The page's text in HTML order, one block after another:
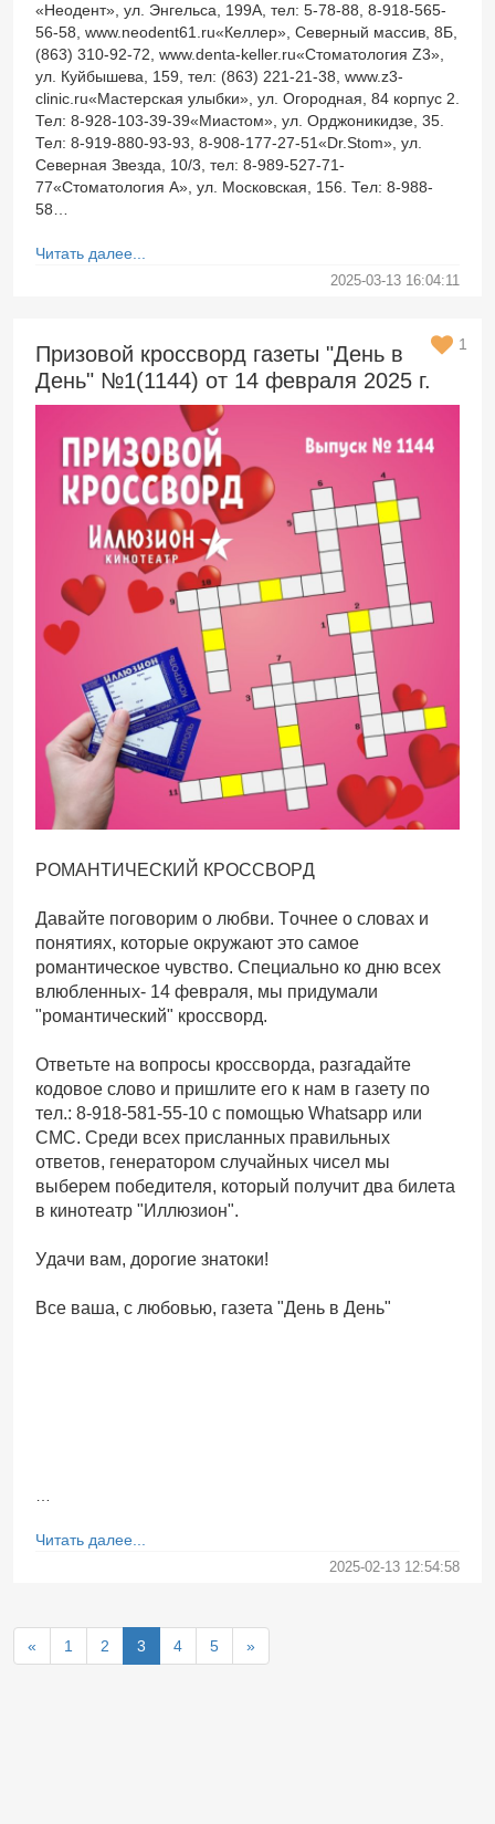
«Неодент», ул. Энгельса, 199А, тел: 5-78-88, 8-918-565-
56-58, www.neodent61.ru«Келлер», Северный массив, 8Б,
(863) 310-92-72, www.denta-keller.ru«Стоматология Z3»,
ул. Куйбышева, 159, тел: (863) 221-21-38, www.z3-
clinic.ru«Мастерская улыбки», ул. Огородная, 84 корпус 2.
Тел: 8-928-103-39-39«Миастом», ул. Орджоникидзе, 35.
Тел: 8-919-880-93-93, 8-908-177-27-51«Dr.Stom», ул.
Северная Звезда, 10/3, тел: 8-989-527-71-
77«Стоматология А», ул. Московская, 156. Тел: 8-988-
58…
Читать далее...
2025-03-13 16:04:11
Призовой кроссворд газеты "День в
День" №1(1144) от 14 февраля 2025 г.
1
РОМАНТИЧЕСКИЙ КРОССВОРД
Давайте поговорим о любви. Точнее о словах и
понятиях, которые окружают это самое
романтическое чувство. Специально ко дню всех
влюбленных- 14 февраля, мы придумали
"романтический" кроссворд.
Ответьте на вопросы кроссворда, разгадайте
кодовое слово и пришлите его к нам в газету по
тел.: 8-918-581-55-10 с помощью Whatsapp или
СМС. Среди всех присланных правильных
ответов, генератором случайных чисел мы
выберем победителя, который получит два билета
в кинотеатр "Иллюзион".
Удачи вам, дорогие знатоки!
Все ваша, с любовью, газета "День в День"
Читать далее...
2025-02-13 12:54:58
« 1 2 3 4 5 »